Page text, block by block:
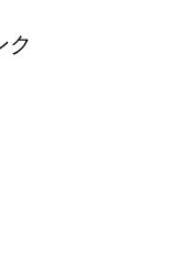
ク